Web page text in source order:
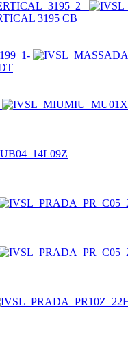
3195 CB